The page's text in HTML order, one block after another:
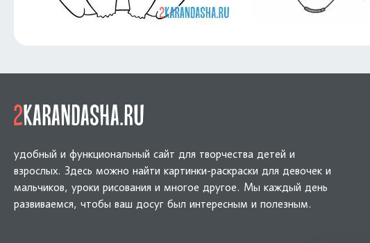
удобный и функциональный сайт для творчества детей и
взрослых. Здесь можно найти картинки-раскраски для девочек и
мальчиков, уроки рисования и многое другое. Мы каждый день
развиваемся, чтобы ваш досуг был интересным и полезным.